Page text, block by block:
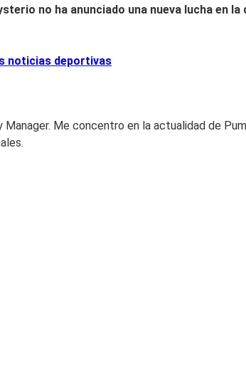
no ha anunciado una nueva lucha en
noticias deportivas
Me concentro en la actualidad de